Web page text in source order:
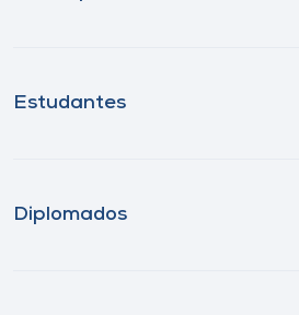
Estudantes
Diplomados